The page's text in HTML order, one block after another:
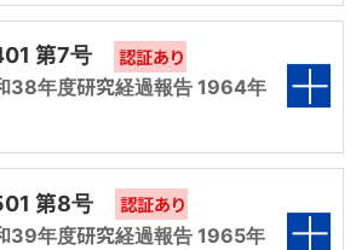
より研究の成果として発行。閲覧は、会員
機部会より研究の成果として発行。
技術入門
2級研修用テキストとして利用されている
術入門」2021年3月再版第1刷をもとにし
技術者認証制度2級研修用テキストとして
溶接・接合技術入門」2015年9月第6版第2
WE-COM にご入会済みの方は、
ログインしてご利用ください。
会）
引くてあまたの業界であり、給料にも男女
ベルに応じて高くなります！実際に現場
仕事ぶり、充実したライフスタイルの様
新版 溶接・接合技術入門」2015年9月第
電子書籍です。
展の系統化調査
てきたアーク溶接の特徴について概説
セス、溶接電源・機器および溶接材
経過について報告しています。
技術資格
技能・溶接施工法
研究（第七分科会報告）
JIS規格原案の作成
格に関する試験法の研究
に関する研究
張力鋼溶接棒の研究
被覆棒規格臨時分科会
気的研究（第2分科会報告）
ラグの諸性質の研究（第3分科
溶接棒のアーク現象（第4分科会
冶金に関する研究（冶金研究
溶接棒のワレ試験法に関する研
分科会報告）
技術委員会の活動の概要
試験法に関する研究（ワレ試
）
第7号 認証あり
38年度研究経過報告 1964年
第8号 認証あり
39年度研究経過報告 1965年